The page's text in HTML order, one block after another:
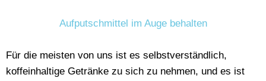
Aufputschmittel im Auge behalten
Für die meisten von uns ist es selbstverständlich,
koffeinhaltige Getränke zu sich zu nehmen, und es ist